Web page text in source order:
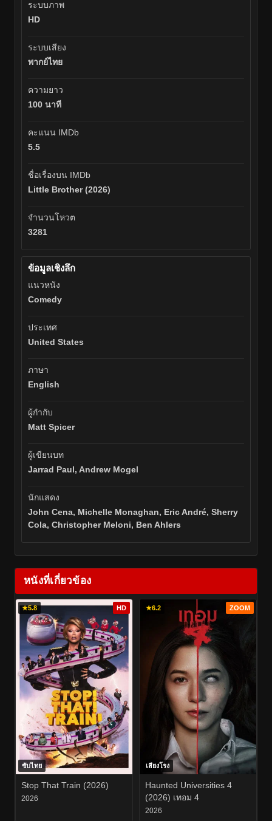
ระบบภาพ
HD
ระบบเสียง
พากย์ไทย
ความยาว
100 นาที
คะแนน IMDb
5.5
ชื่อเรื่องบน IMDb
Little Brother (2026)
จำนวนโหวต
3281
ข้อมูลเชิงลึก
แนวหนัง
Comedy
ประเทศ
United States
ภาษา
English
ผู้กำกับ
Matt Spicer
ผู้เขียนบท
Jarrad Paul, Andrew Mogel
นักแสดง
John Cena, Michelle Monaghan, Eric André, Sherry
Cola, Christopher Meloni, Ben Ahlers
หนังที่เกี่ยวข้อง
★5.8 HD
ซับไทย
Stop That Train (2026)
2026
★6.2 ZOOM
เสียงโรง
Haunted Universities 4
(2026) เทอม 4
2026